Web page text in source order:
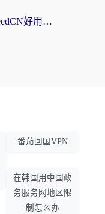
海外党必看：雷神手游和SpeedCN好用吗？3招选对回国加速器无缝刷国内资源
番茄回国VPN
在韩国用中国政
务服务网地区限
制怎么办